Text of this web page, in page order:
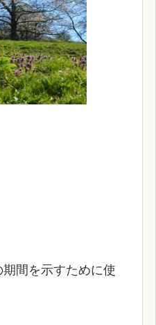
間を示すために使